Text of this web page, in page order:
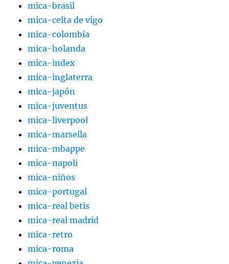
mica-brasil
mica-celta de vigo
mica-colombia
mica-holanda
mica-index
mica-inglaterra
mica-japón
mica-juventus
mica-liverpool
mica-marsella
mica-mbappe
mica-napoli
mica-niños
mica-portugal
mica-real betis
mica-real madrid
mica-retro
mica-roma